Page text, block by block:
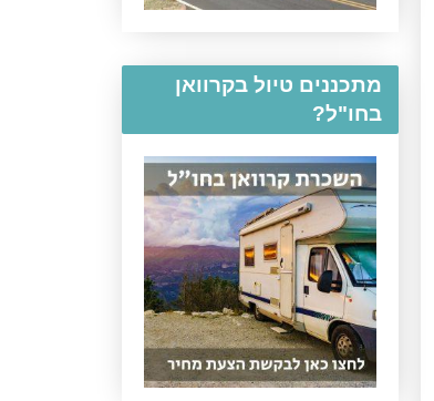
מתכננים טיול בקרוואן
בחו"ל?